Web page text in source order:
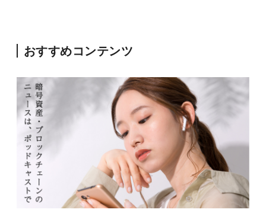
おすすめコンテンツ